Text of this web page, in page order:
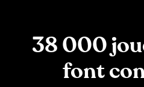
38 000
font